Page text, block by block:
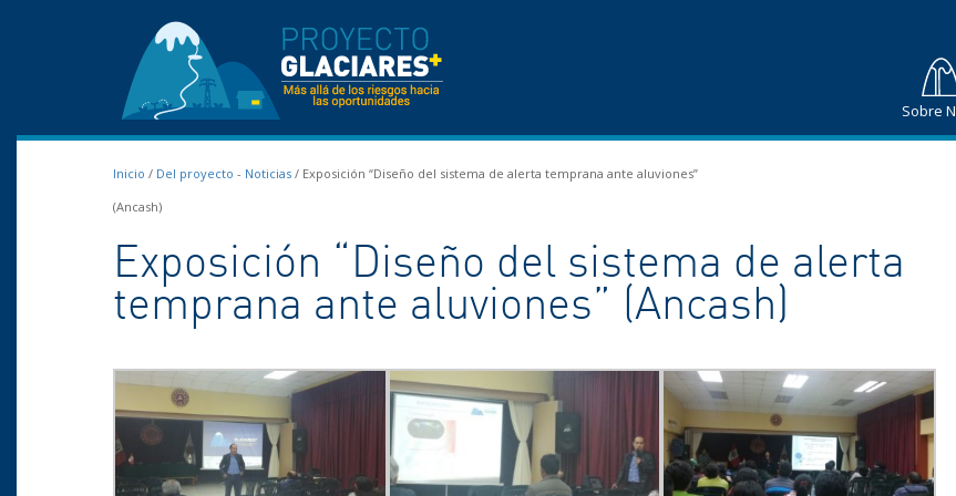
Sobre
Inicio / Del proyecto - Noticias / Exposición “Diseño del sistema de alerta temprana ante aluviones”
(Ancash)
Exposición “Diseño del sistema de alerta
temprana ante aluviones” (Ancash)